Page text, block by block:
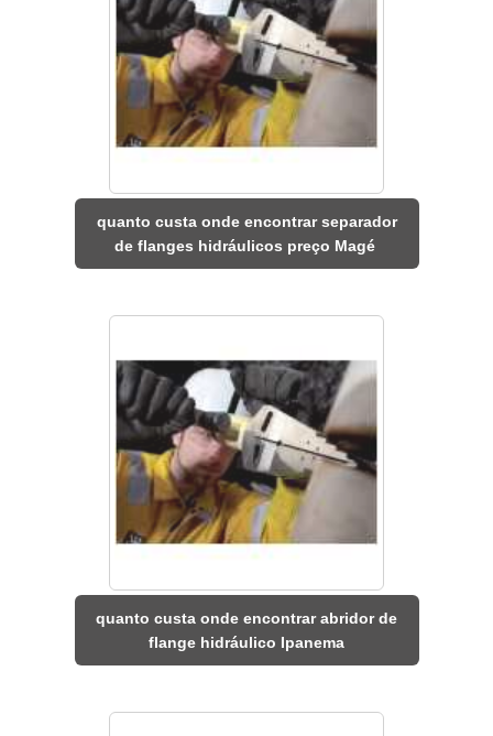
quanto custa onde encontrar separador
de flanges hidráulicos preço Magé
quanto custa onde encontrar abridor de
flange hidráulico Ipanema